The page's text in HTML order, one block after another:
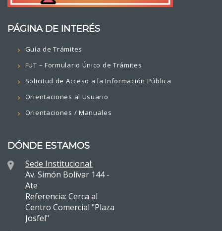
PÁGINA DE INTERÉS
Guía de Trámites
FUT – Formulario Único de Trámites
Solicitud de Acceso a la Información Pública
Orientaciones al Usuario
Orientaciones / Manuales
DÓNDE ESTAMOS
Sede Institucional:
Av. Simón Bolívar 144 -
Ate
Referencia: Cerca al
Centro Comercial "Plaza
Josfel"